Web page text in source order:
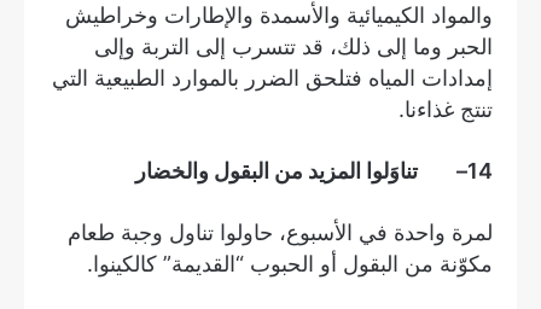
والمواد الكيميائية والأسمدة والإطارات وخراطيش
الحبر وما إلى ذلك، قد تتسرب إلى التربة وإلى
إمدادات المياه فتلحق الضرر بالموارد الطبيعية التي
تنتج غذاءنا.
14– تناوَلوا المزيد من البقول والخضار
لمرة واحدة في الأسبوع، حاولوا تناول وجبة طعام
مكوّنة من البقول أو الحبوب “القديمة” كالكينوا.